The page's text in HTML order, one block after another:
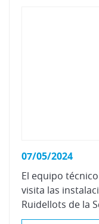
07/05/2024
El equipo
visita las
Ruidellots de la